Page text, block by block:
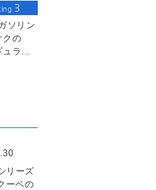
3
ソリン
クの
ラ...
リーズ
ーペの